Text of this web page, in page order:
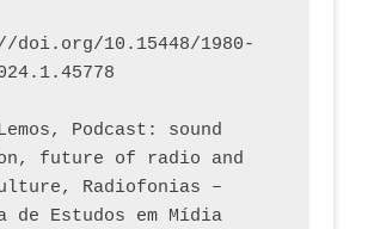
doi.org/10.15448/1980-
Podcast: sound
future of radio and
Radiofonias –
de Estudos em Mídia